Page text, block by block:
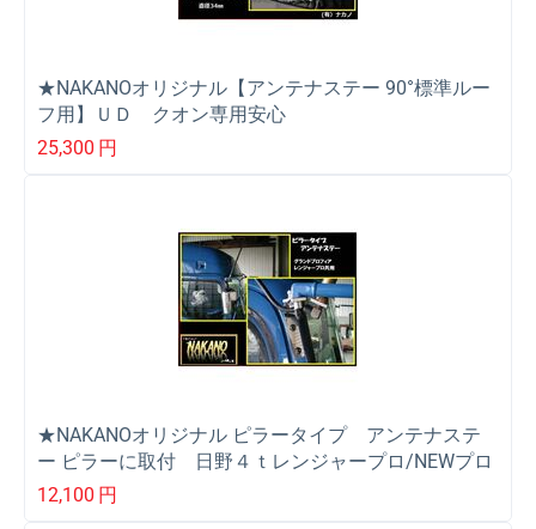
★NAKANOオリジナル【アンテナステー 90°標準ルー
フ用】ＵＤ クオン専用安心
25,300 円
★NAKANOオリジナル ピラータイプ アンテナステ
ー ピラーに取付 日野４ｔレンジャープロ/NEWプロ
フィア
12,100 円